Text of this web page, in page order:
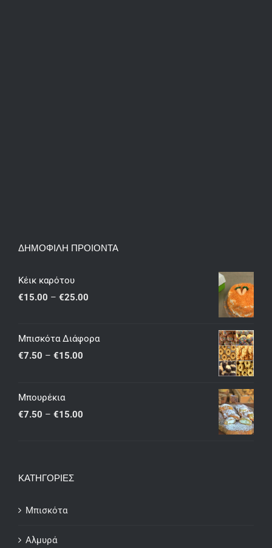
ΔΗΜΟΦΙΛΗ ΠΡΟΙΟΝΤΑ
Κέικ καρότου
€15.00 – €25.00
Μπισκότα Διάφορα
€7.50 – €15.00
Μπουρέκια
€7.50 – €15.00
ΚΑΤΗΓΟΡΙΕΣ
Μπισκότα
Αλμυρά